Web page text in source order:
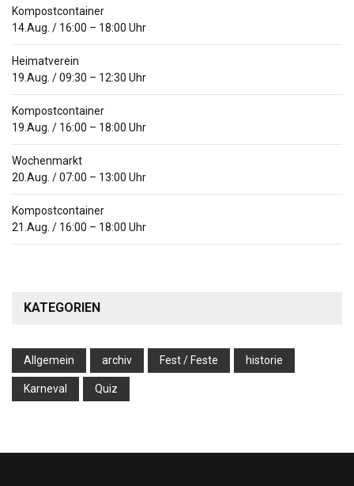
Kompostcontainer
14.Aug. / 16:00 – 18:00 Uhr
Heimatverein
19.Aug. /09:30 – 12:30 Uhr
Kompostcontainer
19.Aug. / 16:00 – 18:00 Uhr
Wochenmarkt
20.Aug. /07:00 – 13:00 Uhr
Kompostcontainer
21.Aug. / 16:00 – 18:00 Uhr
KATEGORIEN
Allgemein archiv Fest / Feste historie
Karneval Quiz